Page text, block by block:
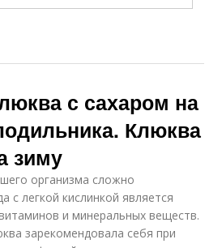
с сахаром на
Клюква
зиму
организма сложно
с легкой кислинкой является
и минеральных веществ.
зарекомендовала себя при